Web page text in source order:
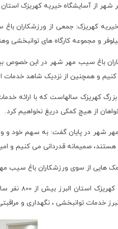
از آسایشگاه خیریه کهریزک استان
کهریزک: جمعی از ورزشکاران
نیلوفر و مجموعه کارگاه های
باغ سیب مهر شهر در این خصوص بیان
کنیم و همچنین از نزدیک شاهد خدمات
کهریزک سالهاست که با ارائه
از هیچ کمکی دریغ نخواهیم کرد.
در پایان گفت: به سهم خود و
هستند، صمیمانه قدردانی می کنیم و
هایی از سوی ورزشکاران باغ سیب
گفتنی
خدمات توانبخشی ، نگهداری و